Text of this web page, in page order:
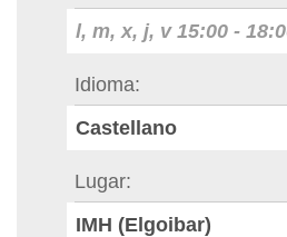
l, m, x, j, v 15:00 -
Idioma
Castellano
Lugar
IMH (Elgoibar)